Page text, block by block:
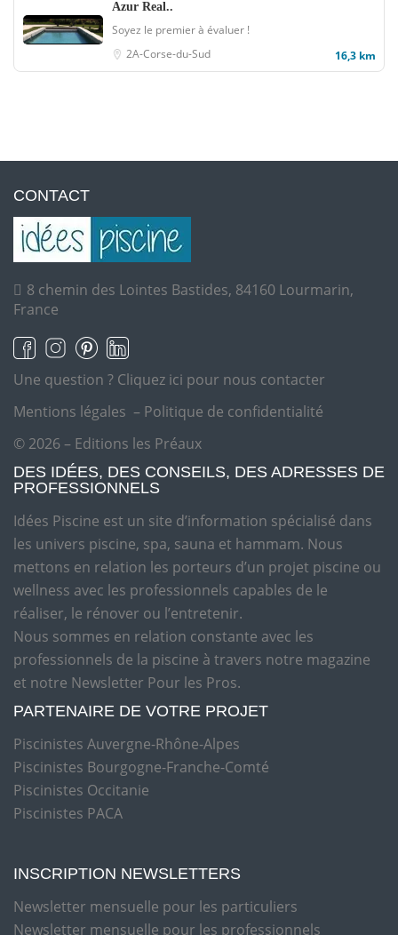
Azur Real..
Soyez le premier à évaluer !
2A-Corse-du-Sud
16,3 km
CONTACT
8 chemin des Lointes Bastides, 84160 Lourmarin,
France
Une question ? Cliquez ici pour nous contacter
Mentions légales – Politique de confidentialité
© 2026 – Editions les Préaux
DES IDÉES, DES CONSEILS, DES ADRESSES DE
PROFESSIONNELS
Idées Piscine est un site d’information spécialisé dans
les univers piscine, spa, sauna et hammam. Nous
mettons en relation les porteurs d’un projet piscine ou
wellness avec les professionnels capables de le
réaliser, le rénover ou l’entretenir.
Nous sommes en relation constante avec les
professionnels de la piscine à travers notre magazine
et notre Newsletter Pour les Pros.
PARTENAIRE DE VOTRE PROJET
Piscinistes Auvergne-Rhône-Alpes
Piscinistes Bourgogne-Franche-Comté
Piscinistes Occitanie
Piscinistes PACA
INSCRIPTION NEWSLETTERS
Newsletter mensuelle pour les particuliers
Newsletter mensuelle pour les professionnels